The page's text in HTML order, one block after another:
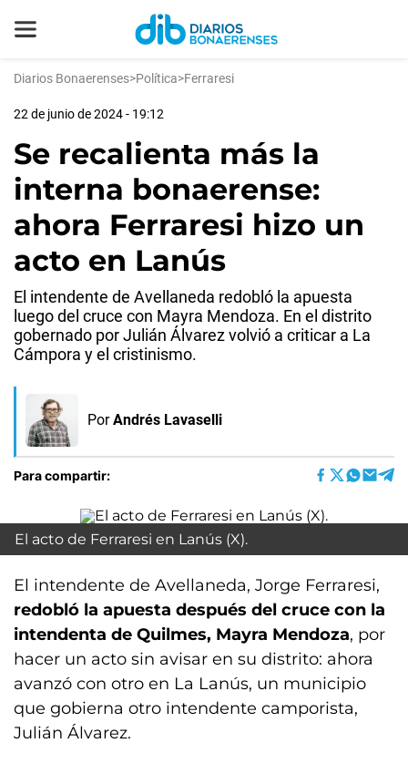
Diarios Bonaerenses>Política>Ferraresi
22 de junio de 2024 - 19:12
Se recalienta más la
interna bonaerense:
ahora Ferraresi hizo un
acto en Lanús
El intendente de Avellaneda redobló la apuesta
luego del cruce con Mayra Mendoza. En el distrito
gobernado por Julián Álvarez volvió a criticar a La
Cámpora y el cristinismo.
Por Andrés Lavaselli
Para compartir:
El acto de Ferraresi en Lanús (X).
El intendente de Avellaneda, Jorge Ferraresi,
redobló la apuesta después del cruce con la
intendenta de Quilmes, Mayra Mendoza, por
hacer un acto sin avisar en su distrito: ahora
avanzó con otro en La Lanús, un municipio
que gobierna otro intendente camporista,
Julián Álvarez.